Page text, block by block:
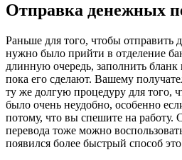
Отправка денежных
Раньше для того, чтобы отправить
нужно было прийти в отделение
длинную очередь, заполнить бланк
пока его сделают. Вашему
ту же долгую процедуру для того,
было очень неудобно, особенно
потому, что вы спешите на работу.
перевода тоже можно
появился более быстрый способ это